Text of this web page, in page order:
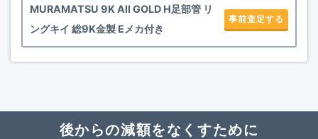
MURAMATSU 9K All GOLD H足部管 リ
ングキイ 総9K金製 Eメカ付き
事前査定する
後からの減額をなくすために